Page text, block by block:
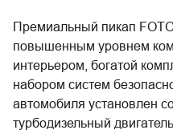
Премиальный пикап
повышенным уровнем
интерьером, богатой
набором систем
автомобиля установлен
турбодизельный